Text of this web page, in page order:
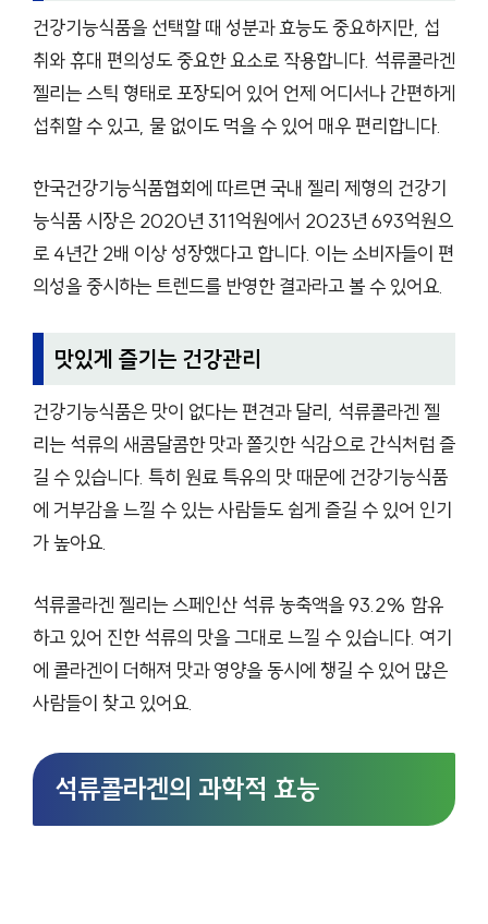
건강기능식품을 선택할 때 성분과 효능도 중요하지만, 섭
취와 휴대 편의성도 중요한 요소로 작용합니다. 석류콜라겐
젤리는 스틱 형태로 포장되어 있어 언제 어디서나 간편하게
섭취할 수 있고, 물 없이도 먹을 수 있어 매우 편리합니다.
한국건강기능식품협회에 따르면 국내 젤리 제형의 건강기
능식품 시장은 2020년 311억원에서 2023년 693억원으
로 4년간 2배 이상 성장했다고 합니다. 이는 소비자들이 편
의성을 중시하는 트렌드를 반영한 결과라고 볼 수 있어요.
맛있게 즐기는 건강관리
건강기능식품은 맛이 없다는 편견과 달리, 석류콜라겐 젤
리는 석류의 새콤달콤한 맛과 쫄깃한 식감으로 간식처럼 즐
길 수 있습니다. 특히 원료 특유의 맛 때문에 건강기능식품
에 거부감을 느낄 수 있는 사람들도 쉽게 즐길 수 있어 인기
가 높아요.
석류콜라겐 젤리는 스페인산 석류 농축액을 93.2% 함유
하고 있어 진한 석류의 맛을 그대로 느낄 수 있습니다. 여기
에 콜라겐이 더해져 맛과 영양을 동시에 챙길 수 있어 많은
사람들이 찾고 있어요.
석류콜라겐의 과학적 효능